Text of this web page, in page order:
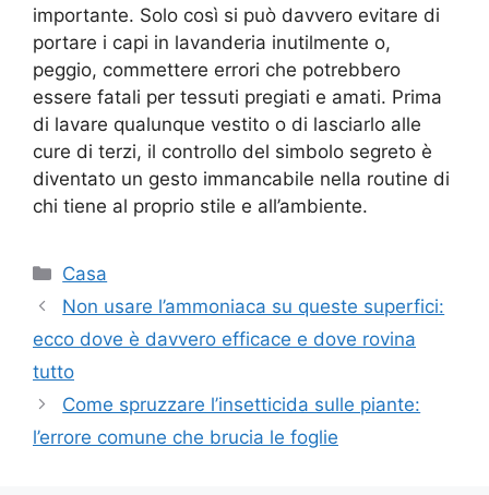
importante. Solo così si può davvero evitare di
portare i capi in lavanderia inutilmente o,
peggio, commettere errori che potrebbero
essere fatali per tessuti pregiati e amati. Prima
di lavare qualunque vestito o di lasciarlo alle
cure di terzi, il controllo del simbolo segreto è
diventato un gesto immancabile nella routine di
chi tiene al proprio stile e all’ambiente.
Categorie
Casa
Non usare l’ammoniaca su queste superfici:
ecco dove è davvero efficace e dove rovina
tutto
Come spruzzare l’insetticida sulle piante:
l’errore comune che brucia le foglie